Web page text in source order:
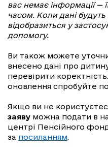
вас немає інформації —
часом. Коли дані будуть
відобразиться у
допомогу.
Ви також можете
внесено дані про
перевірити
оновлення спробуйте
Якщо ви не
заяву можна подати в
центрі Пенсійного
за посиланням.